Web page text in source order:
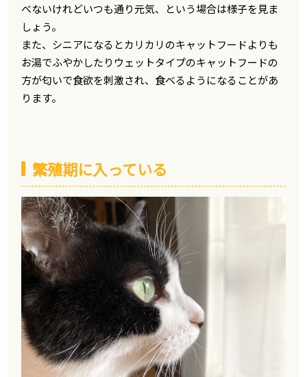
べないけれどいつも通り元気、という場合は様子を見ま
しょう。
また、シニアになるとカリカリのキャットフードよりも
お湯でふやかしたりウェットタイプのキャットフードの
方が匂いで食欲を刺激され、食べるようになることがあ
ります。
繁殖期に入っている